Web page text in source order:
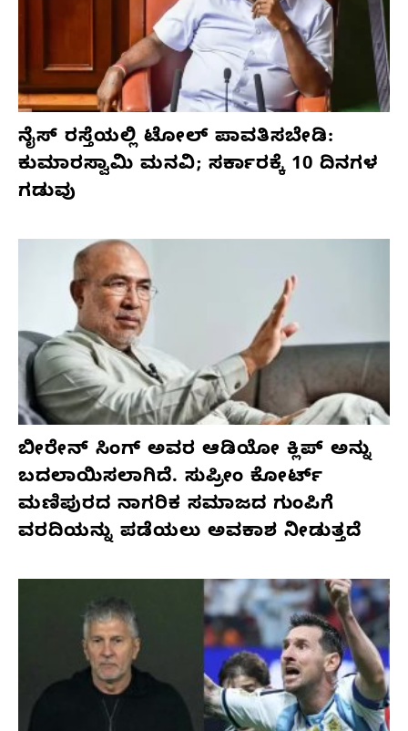
ನೈಸ್ ರಸ್ತೆಯಲ್ಲಿ ಟೋಲ್ ಪಾವತಿಸಬೇಡಿ:
ಕುಮಾರಸ್ವಾಮಿ ಮನವಿ; ಸರ್ಕಾರಕ್ಕೆ 10 ದಿನಗಳ
ಗಡುವು
ಬೀರೇನ್ ಸಿಂಗ್ ಅವರ ಆಡಿಯೋ ಕ್ಲಿಪ್ ಅನ್ನು
ಬದಲಾಯಿಸಲಾಗಿದೆ. ಸುಪ್ರೀಂ ಕೋರ್ಟ್
ಮಣಿಪುರದ ನಾಗರಿಕ ಸಮಾಜದ ಗುಂಪಿಗೆ
ವರದಿಯನ್ನು ಪಡೆಯಲು ಅವಕಾಶ ನೀಡುತ್ತದೆ